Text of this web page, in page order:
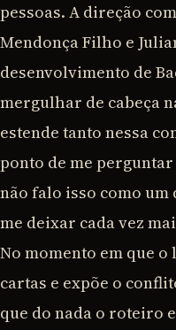
pessoas. A direção
Mendonça Filho e
desenvolvimento de
mergulhar de cabeça
estende tanto nessa
ponto de me
não falo isso como
me deixar cada vez
No momento em que
cartas e expõe o
que do nada o roteiro